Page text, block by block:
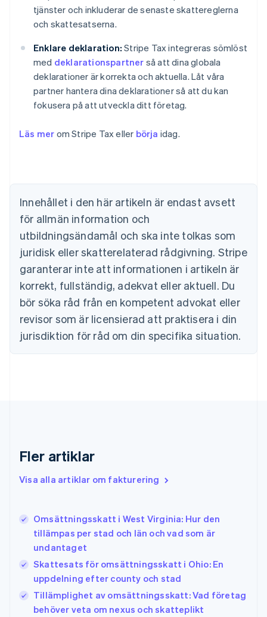
tjänster och inkluderar de senaste skattereglerna
och skattesatserna.
Enklare deklaration: Stripe Tax integreras sömlöst
med deklarationspartner så att dina globala
deklarationer är korrekta och aktuella. Låt våra
partner hantera dina deklarationer så att du kan
fokusera på att utveckla ditt företag.
Läs mer om Stripe Tax eller börja idag.
Innehållet i den här artikeln är endast avsett
för allmän information och
utbildningsändamål och ska inte tolkas som
juridisk eller skatterelaterad rådgivning. Stripe
garanterar inte att informationen i artikeln är
korrekt, fullständig, adekvat eller aktuell. Du
bör söka råd från en kompetent advokat eller
revisor som är licensierad att praktisera i din
jurisdiktion för råd om din specifika situation.
Fler artiklar
Visa alla artiklar om fakturering
Omsättningsskatt i West Virginia: Hur den
tillämpas per stad och län och vad som är
undantaget
Skattesats för omsättningsskatt i Ohio: En
uppdelning efter county och stad
Tillämplighet av omsättningsskatt: Vad företag
behöver veta om nexus och skatteplikt
Brasilien
Bulgarien
English
Cypern
English
Danmark
English
English
Fastlandskina
简体中文 English
Finland
EnglishSvenska
English
English简体中文
Irland
Italien
ItalianoEnglish
Japan
日本語 English
Kanada
English Français
Kroatien